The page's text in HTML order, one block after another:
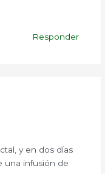
Responder
y en dos días
una infusión de